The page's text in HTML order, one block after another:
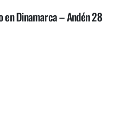
en Dinamarca – Andén 28